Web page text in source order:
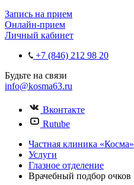
Запись на прием
Онлайн-прием
Личный кабинет
+7 (846) 212 98 20
Будьте на связи
info@kosma63.ru
Вконтакте
Rutube
Частная клиника «Косма»
Услуги
Глазное отделение
Врачебный подбор очков